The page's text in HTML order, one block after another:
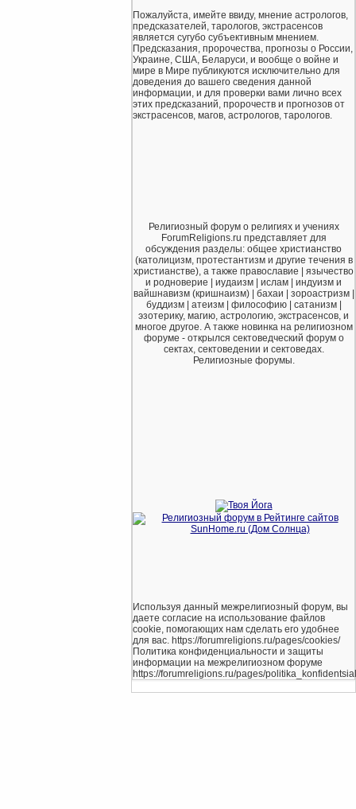
Пожалуйста, имейте ввиду, мнение астрологов,
предсказателей, тарологов, экстрасенсов
является сугубо субъективным мнением.
Предсказания, пророчества, прогнозы о России,
Украине, США, Беларуси, и вообще о войне и
мире в Мире публикуются исключительно для
доведения до вашего сведения данной
информации, и для проверки вами лично всех
этих предсказаний, пророчеств и прогнозов от
экстрасенсов, магов, астрологов, тарологов.
Религиозный форум о религиях и учениях
ForumReligions.ru представляет для
обсуждения разделы: общее христианство
(католицизм, протестантизм и другие течения в
христианстве), а также православие | язычество
и родноверие | иудаизм | ислам | индуизм и
вайшнавизм (кришнаизм) | бахаи | зороастризм |
буддизм | атеизм | философию | сатанизм |
эзотерику, магию, астрологию, экстрасенсов, и
многое другое. А также новинка на религиозном
форуме - открылся сектоведческий форум о
сектах, сектоведении и сектоведах.
Религиозные форумы.
Используя данный межрелигиозный форум, вы
даете согласие на использование файлов
cookie, помогающих нам сделать его удобнее
для вас. https://forumreligions.ru/pages/cookies/
Политика конфиденциальности и защиты
информации на межрелигиозном форуме
https://forumreligions.ru/pages/